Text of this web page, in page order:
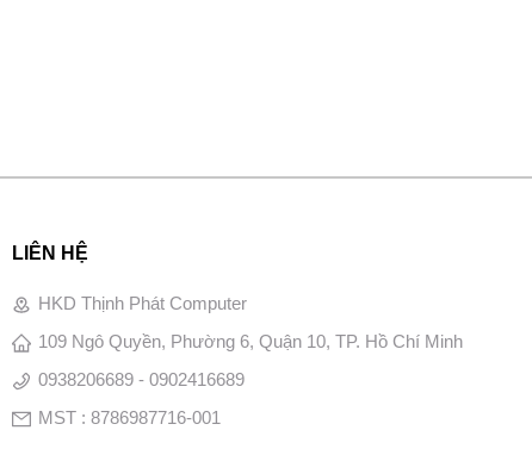
LIÊN HỆ
HKD Thịnh Phát Computer
109 Ngô Quyền, Phường 6, Quận 10, TP. Hồ Chí Minh
0938206689 - 0902416689
MST : 8786987716-001